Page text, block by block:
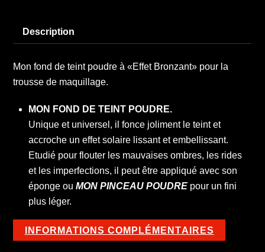
teint
«Effet
Bronzant»
pinceau
Description
Mon fond de teint poudre à «Effet Bronzant» pour la
trousse de maquillage.
MON FOND DE TEINT POUDRE.
Unique et universel, il fonce joliment le teint et
accroche un effet solaire lissant et embellissant.
Etudié pour flouter les mauvaises ombres, les rides
et les imperfections, il peut être appliqué avec son
éponge ou MON PINCEAU POUDRE pour un fini
plus léger.
INFORMATIONS COMPLÉMENTAIRES